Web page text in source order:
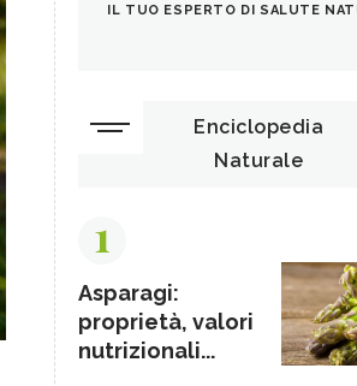
IL TUO ESPERTO DI SALUTE
Enciclopedia
Naturale
1
Asparagi:
proprietà, valori
nutrizionali...